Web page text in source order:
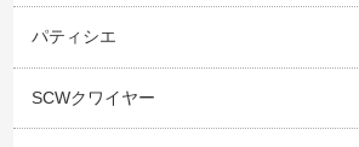
パティシエ
SCWクワイヤー